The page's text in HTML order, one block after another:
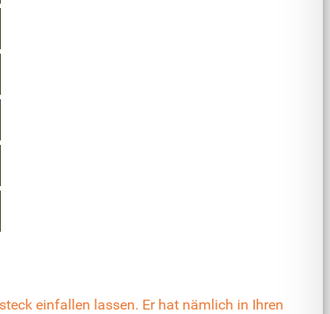
einfallen lassen. Er hat nämlich in Ihren